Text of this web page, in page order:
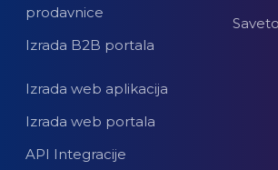
prodavnice
Izrada B2B portala
Izrada web aplikacija
Izrada web portala
API Integracije